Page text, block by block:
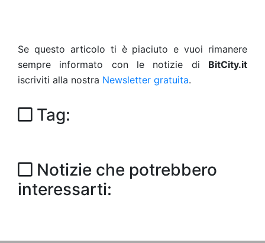
Se questo articolo ti è piaciuto e vuoi rimanere
sempre informato con le notizie di BitCity.it
iscriviti alla nostra Newsletter gratuita.
Tag:
Notizie che potrebbero
interessarti: